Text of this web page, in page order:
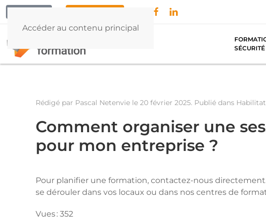
Accéder au contenu principal
Rédigé par Pascal Netenvie le 20 février 2025. Publié dans
Comment organiser une
pour mon entreprise ?
Pour planifier une formation, contactez-nous
se dérouler dans vos locaux ou dans nos centres de
Vues : 352